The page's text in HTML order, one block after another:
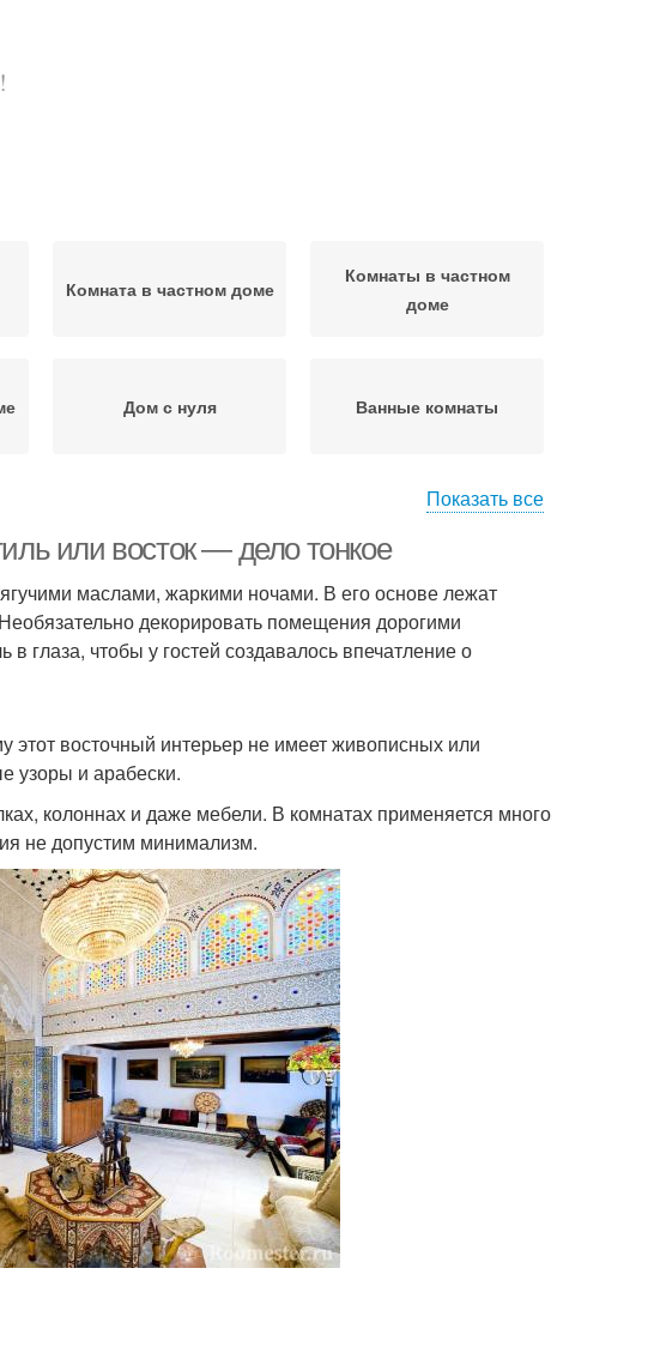
Комната в частном доме
Комнаты в частном
доме
Дом с нуля Ванные комнаты
Показать все
или восток — дело тонкое
маслами, жаркими ночами. В его основе лежат
декорировать помещения дорогими
глаза, чтобы у гостей создавалось впечатление о
восточный интерьер не имеет живописных или
узоры и арабески.
колоннах и даже мебели. В комнатах применяется много
не допустим минимализм.